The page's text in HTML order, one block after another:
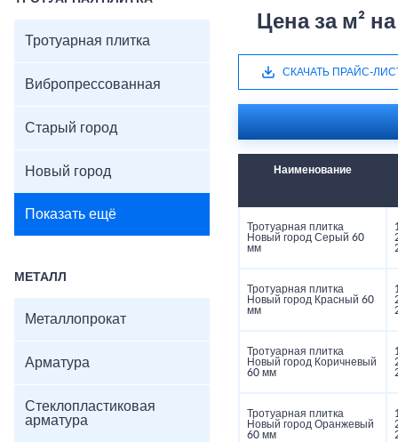
Тротуарная плитка
Вибропрессованная
Старый город
Новый город
Показать ещё
МЕТАЛЛ
Металлопрокат
Арматура
Стеклопластиковая
арматура
Размер: 200×100×60
Материал:
Прочность: ≥30 МПа
Морозостойкость:
Поверхность:
Цена за м²
СКАЧАТЬ ПРАЙС-
Наименование
Тротуарная плитка
Новый город Серый 60
мм
Тротуарная плитка
Новый город Красный 60
мм
Тротуарная плитка
Новый город Коричневый
60 мм
Тротуарная плитка
Новый город Оранжевый
60 мм